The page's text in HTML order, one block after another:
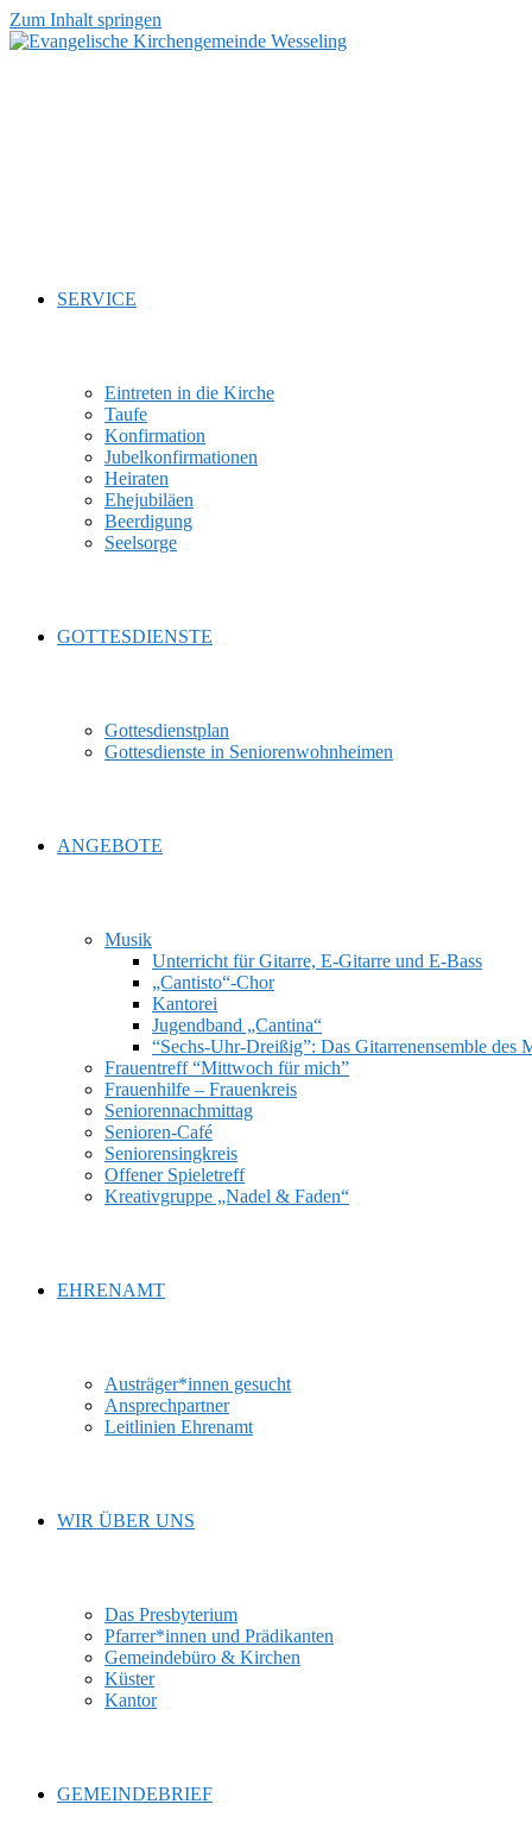
Zum Inhalt springen
SERVICE
Eintreten in die Kirche
Taufe
Konfirmation
Jubelkonfirmationen
Heiraten
Ehejubiläen
Beerdigung
Seelsorge
GOTTESDIENSTE
Gottesdienstplan
Gottesdienste in Seniorenwohnheimen
ANGEBOTE
Musik
Unterricht für Gitarre, E‑Gitarre und E‑Bass
„Cantisto“-Chor
Kantorei
Jugendband „Cantina“
“Sechs-Uhr-Dreißig”: Das Gitarrenensemble des
Frauentreff “Mittwoch für mich”
Frauenhilfe – Frauenkreis
Seniorennachmittag
Senioren-Café
Seniorensingkreis
Offener Spieletreff
Kreativgruppe „Nadel & Faden“
EHRENAMT
Austräger*innen gesucht
Ansprechpartner
Leitlinien Ehrenamt
WIR ÜBER UNS
Das Presbyterium
Pfarrer*innen und Prädikanten
Gemeindebüro & Kirchen
Küster
Kantor
GEMEINDEBRIEF